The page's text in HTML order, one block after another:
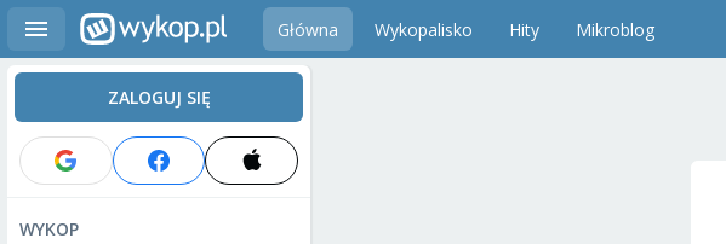
Główna Wykopalisko Hity Mikroblog
ZALOGUJ SIĘ
WYKOP